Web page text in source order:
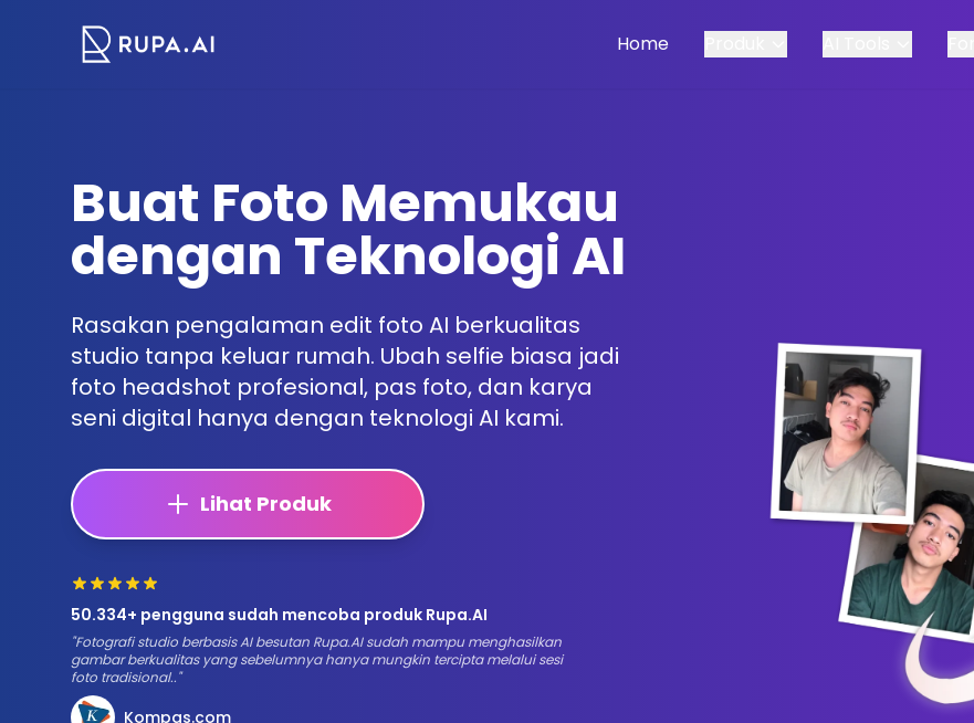
Home
Buat Foto Memukau
dengan Teknologi AI
Rasakan pengalaman edit foto AI berkualitas
studio tanpa keluar rumah. Ubah selfie biasa jadi
foto headshot profesional, pas foto, dan karya
seni digital hanya dengan teknologi AI kami.
Lihat Produk
50.334+ pengguna sudah mencoba produk Rupa.AI
"Fotografi studio berbasis AI besutan Rupa.AI sudah mampu menghasilkan
gambar berkualitas yang sebelumnya hanya mungkin tercipta melalui sesi
foto tradisional.."
Kompas.com